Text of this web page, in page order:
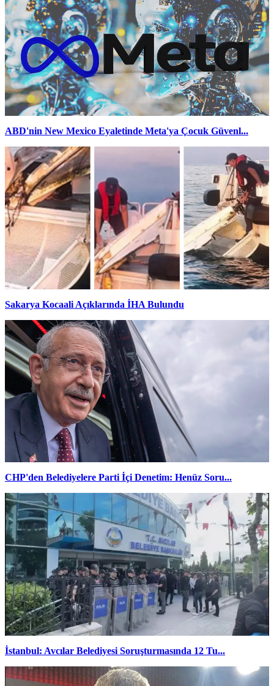
ABD'nin New Mexico Eyaletinde Meta'ya Çocuk Güvenl...
Sakarya Kocaali Açıklarında İHA Bulundu
CHP'den Belediyelere Parti İçi Denetim: Henüz Soru...
İstanbul: Avcılar Belediyesi Soruşturmasında 12 Tu...